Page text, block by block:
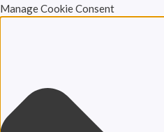
Manage Cookie Consent